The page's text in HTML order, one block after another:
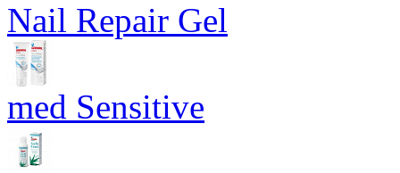
Nail Repair Gel
med Sensitive